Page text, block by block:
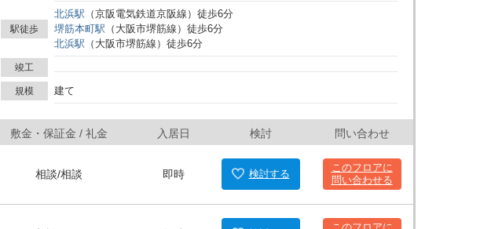
ることから、日々の業務を効率よく行うことが可能です。また、高速インターネット
接続やセキュリティシステムも整備されており、安全かつスムーズな業務運営をサポ
ートします。さらに、窓からの自然光が豊富に入る設計となっており、明るく開放的
な雰囲気で作業ができるのも魅力の一つです。 「堺筋高橋ビル」の周辺には、飲食店
やカフェ、ショッピング施設が豊富に揃っており、ビルを利用する従業員の日々の生
活に便利です。ランチやアフター５のリフレッシュに最適な環境が整っています。ま
た、銀行や郵便局、コンビニエンスストアなど日常的に必要となる施設も徒歩圏内に
め、他の企業との連携も図りやすく、多くの業種に適した立地条件を備えています。
堺筋高橋ビルでは、先進的な設備と洗練されたデザイン、そして利便性高い周辺環境
駅徒歩
北浜駅 （京阪電気鉄道京阪線 ） 徒歩6分
堺筋本町駅 （ 大阪市堺筋線 ） 徒歩6分
北浜駅 （ 大阪市堺筋線 ） 徒歩6分
竣工
規模 建て
敷金・保証金 / 礼金 入居日 検討 問い合わせ
相談/相談 即時 検討する
このフロアに
問い合わせる